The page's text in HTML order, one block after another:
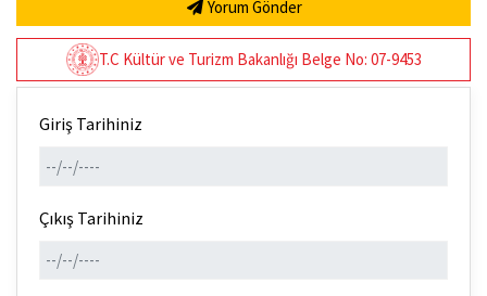
Yorum Gönder
T.C Kültür ve Turizm Bakanlığı Belge No: 07-9453
Giriş Tarihiniz
Çıkış Tarihiniz